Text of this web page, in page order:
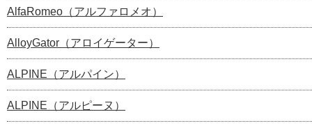
AlfaRomeo（アルファロメオ）
AlloyGator（アロイゲーター）
ALPINE（アルパイン）
ALPINE（アルピーヌ）